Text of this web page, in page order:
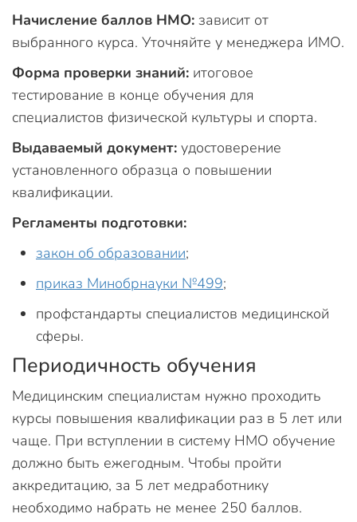
Начисление баллов НМО: зависит от
выбранного курса. Уточняйте у менеджера ИМО.
Форма проверки знаний: итоговое
тестирование в конце обучения для
специалистов физической культуры и спорта.
Выдаваемый документ: удостоверение
установленного образца о повышении
квалификации.
Регламенты подготовки:
закон об образовании;
приказ Минобрнауки №499;
профстандарты специалистов медицинской
сферы.
Периодичность обучения
Медицинским специалистам нужно проходить
курсы повышения квалификации раз в 5 лет или
чаще. При вступлении в систему НМО обучение
должно быть ежегодным. Чтобы пройти
аккредитацию, за 5 лет медработнику
необходимо набрать не менее 250 баллов.